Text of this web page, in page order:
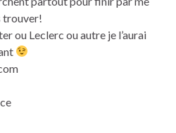
trouver!
ou Leclerc ou autre je l’aurai